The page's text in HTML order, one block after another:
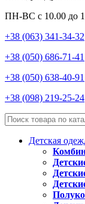
ПН-ВС с 10.00 до
+38 (063) 341-34-32
+38 (050) 686-71-41
+38 (050) 638-40-91
+38 (098) 219-25-24
Детская